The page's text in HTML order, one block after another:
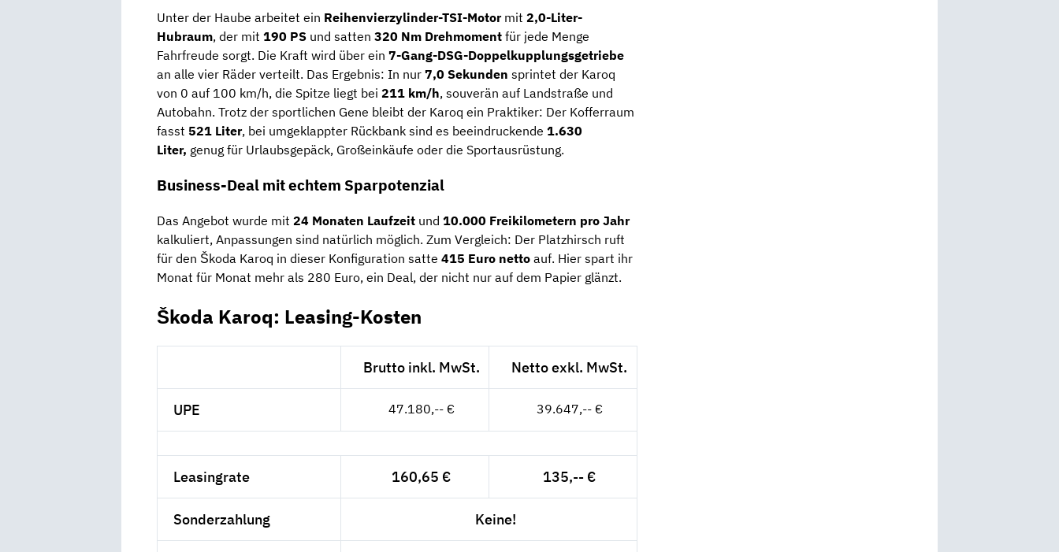
Unter der Haube arbeitet ein Reihenvierzylinder-TSI-Motormit 2,0-Liter-
Hubraum, der mit 190 PS und satten 320 Nm Drehmoment für jede Menge
Fahrfreude sorgt. Die Kraft wird über ein 7-Gang-DSG-Doppelkupplungsgetriebe
an alle vier Räder verteilt. Das Ergebnis: In nur 7,0 Sekunden sprintet der Karoq
von 0 auf 100 km/h, die Spitze liegt bei 211 km/h, souverän auf Landstraße und
Autobahn. Trotz der sportlichen Gene bleibt der Karoq ein Praktiker: Der Kofferraum
fasst 521 Liter, bei umgeklappter Rückbank sind es beeindruckende 1.630
Liter, genug für Urlaubsgepäck, Großeinkäufe oder die Sportausrüstung.
Business-Deal mit echtem Sparpotenzial
Das Angebot wurde mit 24 Monaten Laufzeit und 10.000 Freikilometern pro Jahr
kalkuliert, Anpassungen sind natürlich möglich. Zum Vergleich: Der Platzhirsch ruft
für den Škoda Karoq in dieser Konfiguration satte 415 Euro netto auf. Hier spart ihr
Monat für Monat mehr als 280 Euro, ein Deal, der nicht nur auf dem Papier glänzt.
Škoda Karoq: Leasing-Kosten
Brutto inkl. MwSt. Netto exkl. MwSt.
UPE 47.180,-- € 39.647,-- €
Leasingrate 160,65 € 135,-- €
Sonderzahlung Keine!